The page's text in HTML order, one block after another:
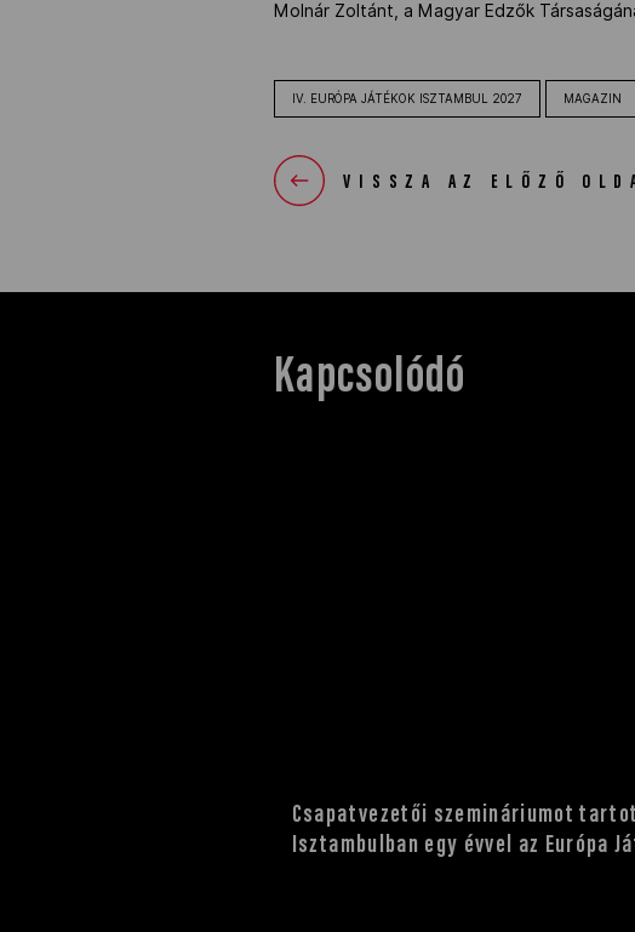
Molnár Zoltánt, a Magyar Edzők
IV. EURÓPA JÁTÉKOK ISZTAMBUL 2027 MAGAZIN
VISSZA AZ ELŐZŐ
Kapcsolódó
Csapatvezetői szemináriumot
Isztambulban egy évvel az Európa